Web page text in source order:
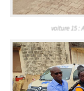
voiture 15 :